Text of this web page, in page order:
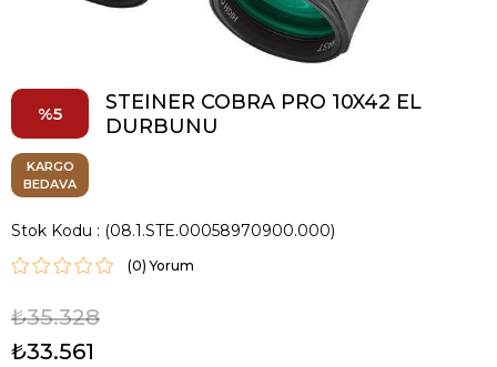
5
STEINER COBRA PRO 10X42 EL
DURBUNU
KARGO
BEDAVA
Stok Kodu (08.1.STE.00058970900.000)
(0)
₺35.328
₺33.561